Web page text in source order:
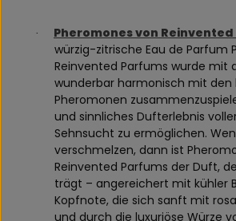
· Pheromones von
würzig-zitrische Eau de Parfum
Reinvented Parfums wurde mit
wunderbar harmonisch mit den
Pheromonen
und sinnliches Dufterlebnis
Sehnsucht zu ermöglichen.
verschmelzen, dann ist
Reinvented Parfums der Duft,
trägt – angereichert mit kühler
Kopfnote, die sich sanft mit
und durch die luxuriöse Würze